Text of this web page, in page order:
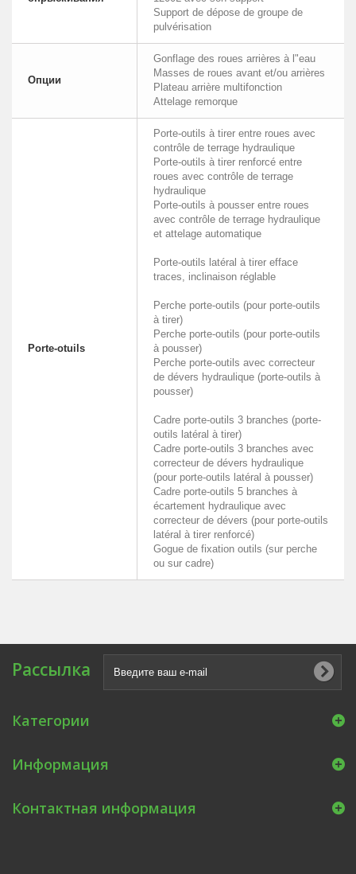
Support de dépose de groupe de
pulvérisation
Опции
Gonflage des roues arrières à l"eau
Masses de roues avant et/ou arrières
Plateau arrière multifonction
Attelage remorque
Porte-otuils
Porte-outils à tirer entre roues avec
contrôle de terrage hydraulique
Porte-outils à tirer renforcé entre
roues avec contrôle de terrage
hydraulique
Porte-outils à pousser entre roues
avec contrôle de terrage hydraulique
et attelage automatique
Porte-outils latéral à tirer efface
traces, inclinaison réglable
Perche porte-outils (pour porte-outils
à tirer)
Perche porte-outils (pour porte-outils
à pousser)
Perche porte-outils avec correcteur
de dévers hydraulique (porte-outils à
pousser)
Cadre porte-outils 3 branches (porte-
outils latéral à tirer)
Cadre porte-outils 3 branches avec
correcteur de dévers hydraulique
(pour porte-outils latéral à pousser)
Cadre porte-outils 5 branches à
écartement hydraulique avec
correcteur de dévers (pour porte-outils
latéral à tirer renforcé)
Gogue de fixation outils (sur perche
ou sur cadre)
Рассылка
Категории
Информация
Контактная информация